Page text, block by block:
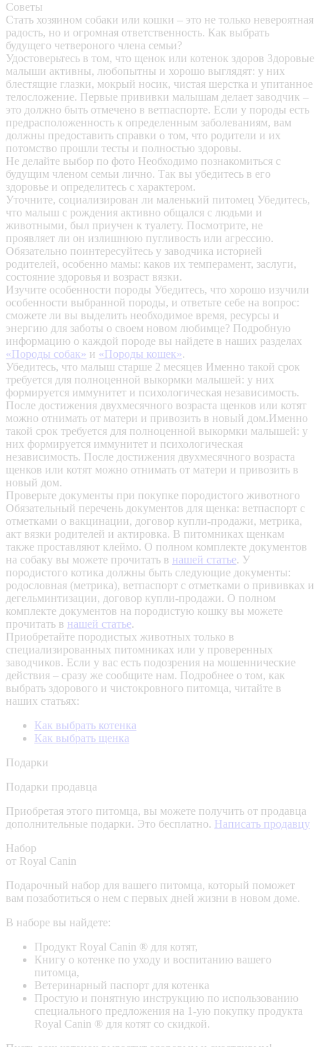
Советы
Стать хозяином собаки или кошки – это не только невероятная
радость, но и огромная ответственность. Как выбрать
будущего четвероного члена семьи?
Удостоверьтесь в том, что щенок или котенок здоров Здоровые
малыши активны, любопытны и хорошо выглядят: у них
блестящие глазки, мокрый носик, чистая шерстка и упитанное
телосложение. Первые прививки малышам делает заводчик –
это должно быть отмечено в ветпаспорте. Если у породы есть
предрасположенность к определенным заболеваниям, вам
должны предоставить справки о том, что родители и их
потомство прошли тесты и полностью здоровы.
Не делайте выбор по фото Необходимо познакомиться с
будущим членом семьи лично. Так вы убедитесь в его
здоровье и определитесь с характером.
Уточните, социализирован ли маленький питомец Убедитесь,
что малыш с рождения активно общался с людьми и
животными, был приучен к туалету. Посмотрите, не
проявляет ли он излишнюю пугливость или агрессию.
Обязательно поинтересуйтесь у заводчика историей
родителей, особенно мамы: каков их темперамент, заслуги,
состояние здоровья и возраст вязки.
Изучите особенности породы Убедитесь, что хорошо изучили
особенности выбранной породы, и ответьте себе на вопрос:
сможете ли вы выделить необходимое время, ресурсы и
энергию для заботы о своем новом любимце? Подробную
информацию о каждой породе вы найдете в наших разделах
«Породы собак» и «Породы кошек».
Убедитесь, что малыш старше 2 месяцев Именно такой срок
требуется для полноценной выкормки малышей: у них
формируется иммунитет и психологическая независимость.
После достижения двухмесячного возраста щенков или котят
можно отнимать от матери и привозить в новый дом.Именно
такой срок требуется для полноценной выкормки малышей: у
них формируется иммунитет и психологическая
независимость. После достижения двухмесячного возраста
щенков или котят можно отнимать от матери и привозить в
новый дом.
Проверьте документы при покупке породистого животного
Обязательный перечень документов для щенка: ветпаспорт с
отметками о вакцинации, договор купли-продажи, метрика,
акт вязки родителей и актировка. В питомниках щенкам
также проставляют клеймо. О полном комплекте документов
на собаку вы можете прочитать в нашей статье. У
породистого котика должны быть следующие документы:
родословная (метрика), ветпаспорт с отметками о прививках и
дегельминтизации, договор купли-продажи. О полном
комплекте документов на породистую кошку вы можете
прочитать в нашей статье.
Приобретайте породистых животных только в
специализированных питомниках или у проверенных
заводчиков. Если у вас есть подозрения на мошеннические
действия – сразу же сообщите нам. Подробнее о том, как
выбрать здорового и чистокровного питомца, читайте в
наших статьях:
Как выбрать котенка
Как выбрать щенка
Подарки
Подарки продавца
Приобретая этого питомца, вы можете получить от продавца
дополнительные подарки. Это бесплатно. Написать продавцу
Набор
от Royal Canin
Подарочный набор для вашего питомца, который поможет
вам позаботиться о нем с первых дней жизни в новом доме.
В наборе вы найдете:
Продукт Royal Canin ® для котят,
Книгу о котенке по уходу и воспитанию вашего
питомца,
Ветеринарный паспорт для котенка
Простую и понятную инструкцию по использованию
специального предложения на 1-ую покупку продукта
Royal Canin ® для котят со скидкой.